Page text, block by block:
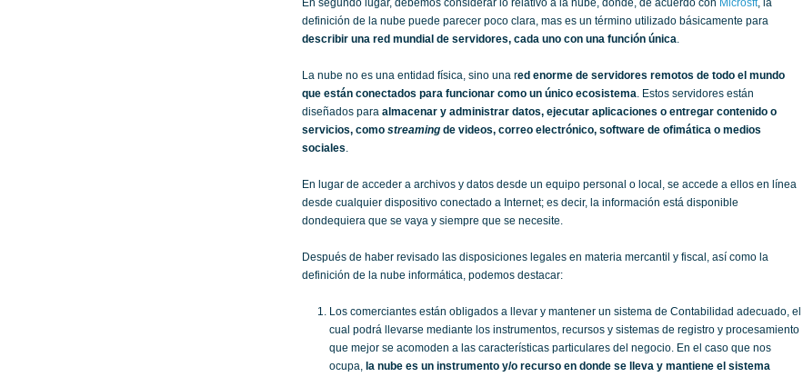
En segundo lugar, debemos considerar lo relativo a la nube, donde, de acuerdo con Microsft, la
definición de la nube puede parecer poco clara, mas es un término utilizado básicamente para
describir una red mundial de servidores, cada uno con una función única.
La nube no es una entidad física, sino una red enorme de servidores remotos de todo el mundo
que están conectados para funcionar como un único ecosistema. Estos servidores están
diseñados para almacenar y administrar datos, ejecutar aplicaciones o entregar contenido o
servicios, como streaming de videos, correo electrónico, software de ofimática o medios
sociales.
En lugar de acceder a archivos y datos desde un equipo personal o local, se accede a ellos en línea
desde cualquier dispositivo conectado a Internet; es decir, la información está disponible
dondequiera que se vaya y siempre que se necesite.
Después de haber revisado las disposiciones legales en materia mercantil y fiscal, así como la
definición de la nube informática, podemos destacar:
Los comerciantes están obligados a llevar y mantener un sistema de Contabilidad adecuado, el
cual podrá llevarse mediante los instrumentos, recursos y sistemas de registro y procesamiento
que mejor se acomoden a las características particulares del negocio. En el caso que nos
ocupa, la nube es un instrumento y/o recurso en donde se lleva y mantiene el sistema